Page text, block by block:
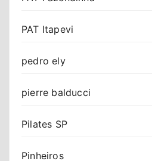
PAT Itapevi
pedro ely
pierre balducci
Pilates SP
Pinheiros